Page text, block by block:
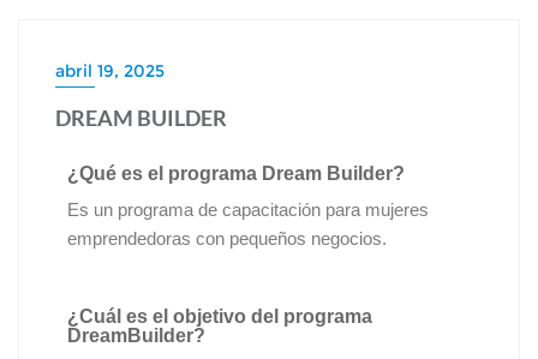
abril 19, 2025
DREAM BUILDER
¿Qué es el programa Dream Builder?
Es un programa de capacitación para mujeres
emprendedoras con pequeños negocios.
¿Cuál es el objetivo del programa
DreamBuilder?